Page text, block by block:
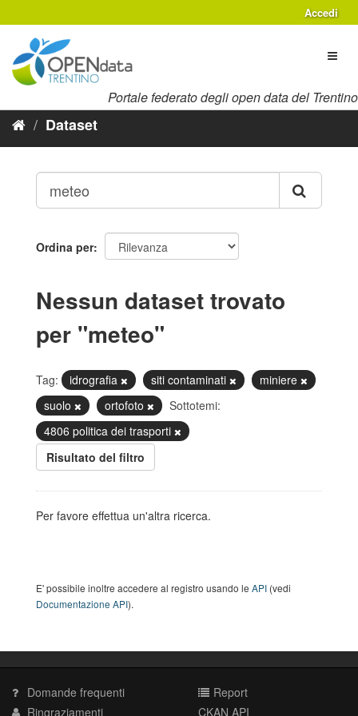
al
contenuto
Accedi
Portale federato degli open data del Trentino
Dataset
Ordina per
Nessun dataset trovato
per "meteo"
Tag: idrografia siti contaminati
miniere
suolo
ortofoto
Sottotemi:
4806 politica dei trasporti
Risultato del filtro
Per favore effettua un'altra ricerca.
E' possibile inoltre accedere al registro usando le API (vedi
Documentazione API).
Domande frequenti
Ringraziamenti
Report
CKAN API